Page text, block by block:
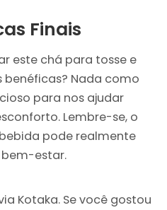
Finais
este chá para tosse e
benéficas? Nada como
para nos ajudar
Lembre-se, o
pode realmente
bem-estar.
Kotaka. Se você gostou